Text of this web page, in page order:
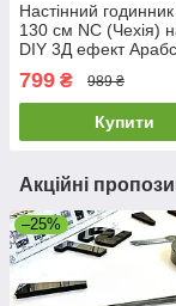
Настінний
130 см NC (Чехія)
DIY 3Д ефект
чорний
799 ₴ 989 ₴
Купити
Акційні
–25%